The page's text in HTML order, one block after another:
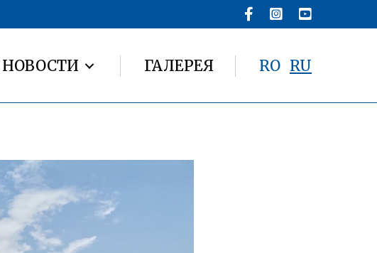
НОВОСТИ ГАЛЕРЕЯ RO RU